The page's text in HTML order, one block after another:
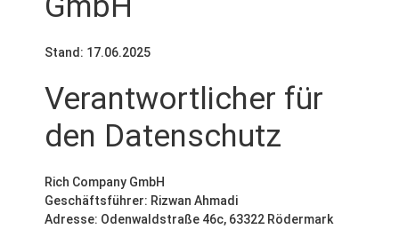
Stand: 17.06.2025
Verantwortlicher für
den Datenschutz
Rich Company GmbH
Geschäftsführer: Rizwan Ahmadi
Adresse: Odenwaldstraße 46c, 63322 Rödermark